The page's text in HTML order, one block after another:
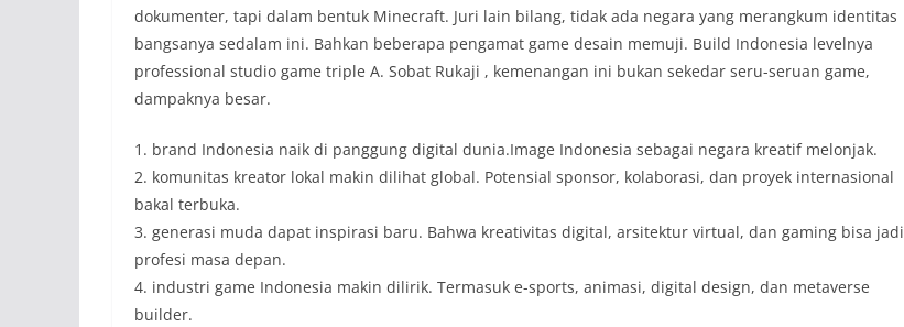
dokumenter, tapi dalam bentuk Minecraft. Juri lain bilang, tidak ada negara yang merangkum identitas
bangsanya sedalam ini. Bahkan beberapa pengamat game desain memuji. Build Indonesia levelnya
professional studio game triple A. Sobat Rukaji , kemenangan ini bukan sekedar seru-seruan game,
dampaknya besar.
1. brand Indonesia naik di panggung digital dunia.Image Indonesia sebagai negara kreatif melonjak.
2. komunitas kreator lokal makin dilihat global. Potensial sponsor, kolaborasi, dan proyek internasional
bakal terbuka.
3. generasi muda dapat inspirasi baru. Bahwa kreativitas digital, arsitektur virtual, dan gaming bisa jadi
profesi masa depan.
4. industri game Indonesia makin dilirik. Termasuk e-sports, animasi, digital design, dan metaverse
builder.